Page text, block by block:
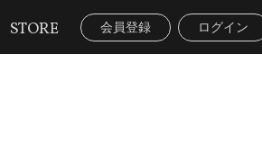
STORE 会員登録 ログイン